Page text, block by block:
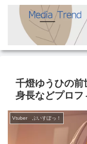
千燈ゆうひの前
身長などプロフ
Vtuber ぶいすぽっ！